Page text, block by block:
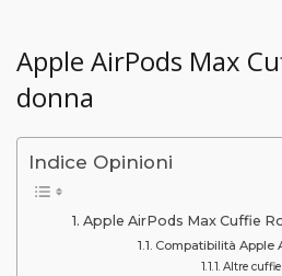
Apple AirPods Max
donna
Indice Opinioni
Apple AirPods Max Cuffie
Compatibilità Apple
Altre